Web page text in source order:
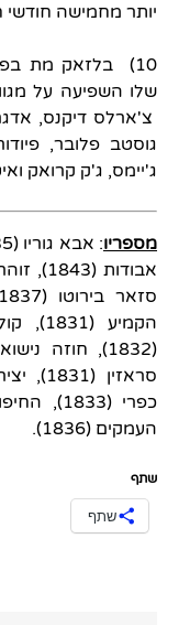
יותר מחמישה חודשי
שלו השפיעה על
צ'ארלס דיקנס,
גוסטב פלובר,
ג'יימס, ג'ק קרואק
מספריו
העמקים (1836).
שתף
שתף